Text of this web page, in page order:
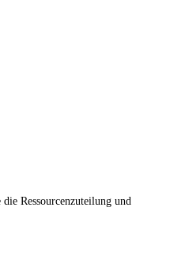
Ressourcenzuteilung und